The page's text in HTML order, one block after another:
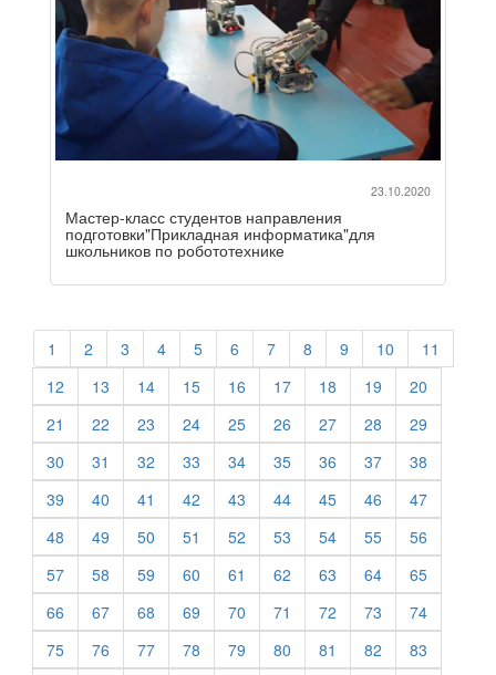
23.10.2020
Мастер-класс студентов направления
подготовки"Прикладная информатика"для
школьников по робототехнике
1 2 3 4 5 6 7 8 9 10
11
12
13 14 15 16 17 18 19
20
21
22 23 24 25 26 27 28
29
30
31 32 33 34 35 36 37
38
39
40 41 42 43 44 45 46
47
48
49 50 51 52 53 54 55
56
57
58 59 60 61 62 63 64
65
66
67 68 69 70 71 72 73
74
75
76 77 78 79 80 81 82
83